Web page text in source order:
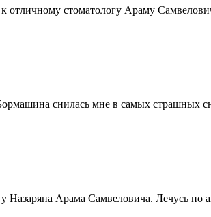
отличному стоматологу Араму
снилась мне в самых
Назаряна Арама Самвеловича. Лечусь по